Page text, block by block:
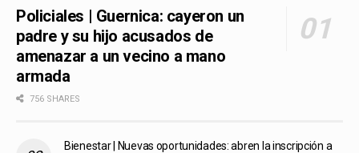
Policiales | Guernica: cayeron un
padre y su hijo acusados de
amenazar a un vecino a mano
armada
756 SHARES
Bienestar | Nuevas oportunidades: abren la inscripción a